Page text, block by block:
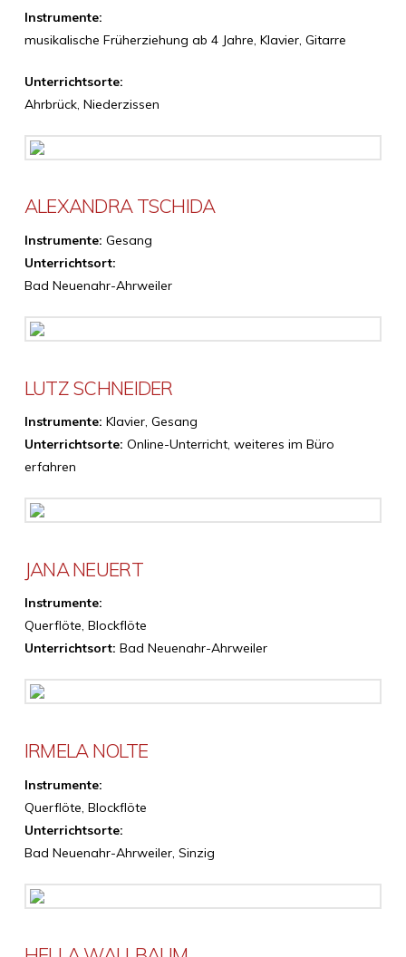
Instrumente:
musikalische Früherziehung ab 4 Jahre, Klavier, Gitarre
Unterrichtsorte:
Ahrbrück, Niederzissen
ALEXANDRA TSCHIDA
Instrumente: Gesang
Unterrichtsort:
Bad Neuenahr-Ahrweiler
LUTZ SCHNEIDER
Instrumente: Klavier, Gesang
Unterrichtsorte: Online-Unterricht, weiteres im Büro
erfahren
JANA NEUERT
Instrumente:
Querflöte, Blockflöte
Unterrichtsort: Bad Neuenahr-Ahrweiler
IRMELA NOLTE
Instrumente:
Querflöte, Blockflöte
Unterrichtsorte:
Bad Neuenahr-Ahrweiler, Sinzig